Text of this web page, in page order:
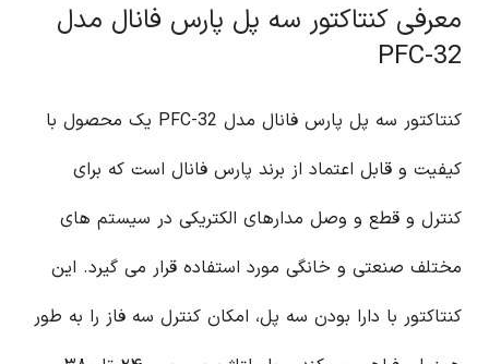
معرفی کنتاکتور سه پل پارس فانال مدل
PFC-32
کنتاکتور سه پل پارس فانال مدل PFC-32 یک محصول با
کیفیت و قابل اعتماد از برند پارس فانال است که برای
کنترل و قطع و وصل مدارهای الکتریکی در سیستم های
مختلف صنعتی و خانگی مورد استفاده قرار می گیرد. این
کنتاکتور با دارا بودن سه پل، امکان کنترل سه فاز را به طور